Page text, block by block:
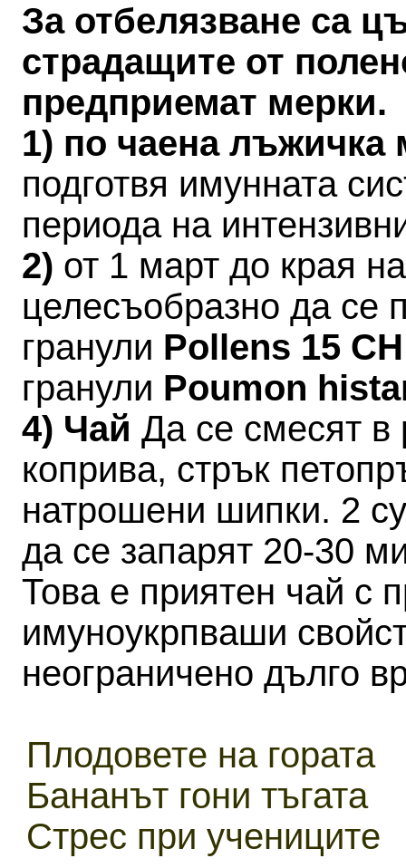
За отбелязване са
страдащите от
предприемат мерки.
1) по чаена
подготвя имунната
периода на
2) от 1 март до края
целесъобразно да се
гранули Pollens 15
гранули Poumon
4) Чай Да се смесят в
коприва, стрък
натрошени шипки. 2
да се запарят 20-30
Това е приятен чай с
имуноукрпваши
неограничено дълго
Плодовете на гората
Бананът гони тъгата
Стрес при учениците